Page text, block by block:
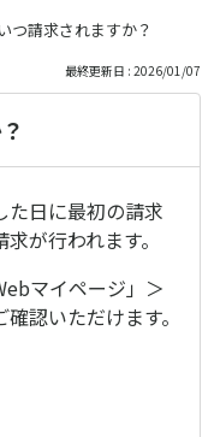
つ請求されますか？
最終更新日 : 2026/01/07
た日に最初の請求
が行われます。
マイページ」＞
認いただけます。